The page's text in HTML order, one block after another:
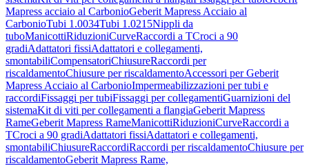
Mapress acciaio al CarbonioGeberit Mapress Acciaio al
CarbonioTubi 1.0034Tubi 1.0215Nippli da
tuboManicottiRiduzioniCurveRaccordi a TCroci a 90
gradiAdattatori fissiAdattatori e collegamenti,
smontabiliCompensatoriChiusureRaccordi per
riscaldamentoChiusure per riscaldamentoAccessori per Geberit
Mapress Acciaio al CarbonioImpermeabilizzazioni per tubi e
raccordiFissaggi per tubiFissaggi per collegamentiGuarnizioni del
sistemaKit di viti per collegamenti a flangiaGeberit Mapress
RameGeberit Mapress RameManicottiRiduzioniCurveRaccordi a
TCroci a 90 gradiAdattatori fissiAdattatori e collegamenti,
smontabiliChiusureRaccordiRaccordi per riscaldamentoChiusure per
riscaldamentoGeberit Mapress Rame,